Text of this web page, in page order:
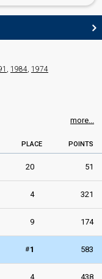
, 1984, 1974
more...
PLACE POINTS
20 51
4 321
9 174
#1 583
4 438